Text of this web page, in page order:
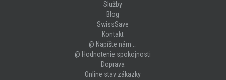
Služby
Blog
SwissSave
Kontakt
@ Napíšte nám …
@ Hodnotenie spokojnosti
Doprava
Online stav zákazky